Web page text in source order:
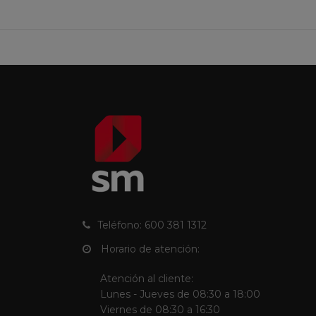
Teléfono: 600 381 1312
Horario de atención:
Atención al cliente:
Lunes - Jueves de 08:30 a 18:00
Viernes de 08:30 a 16:30